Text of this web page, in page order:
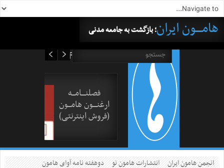
هامــــون ایران؛ بازگشت به جامعه مدنی
فصلنــــامـــه
ارغنــــون هامـــون
(فروش اینترنتی)
انجمن هامون ایران انتشارات هامون نو
دوهفته نامه آوای هامون